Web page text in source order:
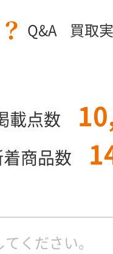
Q&A 買取
載点数
着商品数